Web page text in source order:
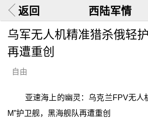
返回 西陆军情
乌军无人机精准猎杀俄轻
再遭重创
自由
亚速海上的幽灵：乌克兰FPV无人
M”护卫舰，黑海舰队再遭重创